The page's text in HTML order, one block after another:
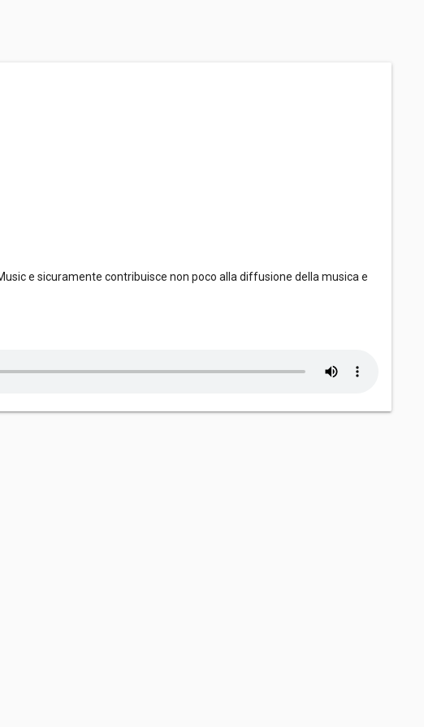
e sicuramente contribuisce non poco alla diffusione della musica e